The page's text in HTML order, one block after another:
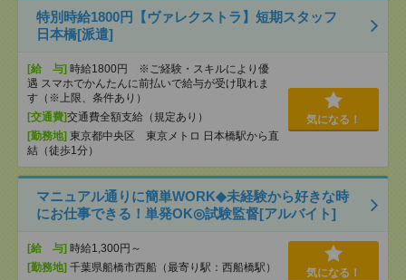
特別時給1800円【ヴァレクストラ】短期スタッフ
日本橋[派遣]
[給 与] 時給1800円 ※ご経験・スキルにより優
遇 スマホでかんたんに前払いで給与が受け取れま
す（※上限、条件あり）
[交通費]交通費全額支給（規定あり）
[勤務地] 東京都中央区 東京メトロ 日本橋駅から直
結（徒歩1分）
気になる！
マニュアル通りに簡単WORK◆未経験から好きな時
にお仕事できる！単発OK◎試験監督[アルバイト]
[給 与] 時給1,300円～
[勤務地] 千葉県船橋市西船（最寄り駅：西船橋駅） 気になる！